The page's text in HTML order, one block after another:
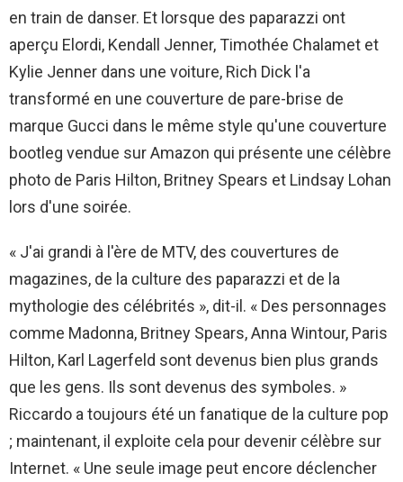
en train de danser. Et lorsque des paparazzi ont
aperçu Elordi, Kendall Jenner, Timothée Chalamet et
Kylie Jenner dans une voiture, Rich Dick l'a
transformé en une couverture de pare-brise de
marque Gucci dans le même style qu'une couverture
bootleg vendue sur Amazon qui présente une célèbre
photo de Paris Hilton, Britney Spears et Lindsay Lohan
lors d'une soirée.
« J'ai grandi à l'ère de MTV, des couvertures de
magazines, de la culture des paparazzi et de la
mythologie des célébrités », dit-il. « Des personnages
comme Madonna, Britney Spears, Anna Wintour, Paris
Hilton, Karl Lagerfeld sont devenus bien plus grands
que les gens. Ils sont devenus des symboles. »
Riccardo a toujours été un fanatique de la culture pop
; maintenant, il exploite cela pour devenir célèbre sur
Internet. « Une seule image peut encore déclencher